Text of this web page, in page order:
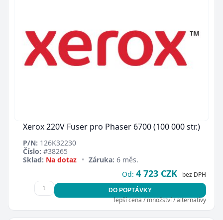
Xerox 220V Fuser pro Phaser 6700 (100 000 str.)
P/N: 126K32230
Číslo: #38265
Sklad: Na dotaz • Záruka: 6 měs.
Od: 4 723 CZK bez DPH
DO POPTÁVKY
lepší cena / množství / alternativy